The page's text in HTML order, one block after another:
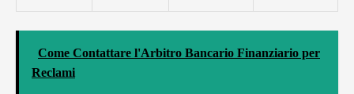
Come Contattare l'Arbitro Bancario Finanziario per
Reclami